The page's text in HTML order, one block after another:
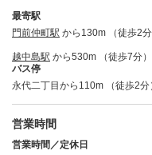
最寄駅
門前仲町駅 から130m （徒歩2分
越中島駅 から530m （徒歩7分）
バス停
永代二丁目から110m （徒歩2分
営業時間
営業時間／定休日